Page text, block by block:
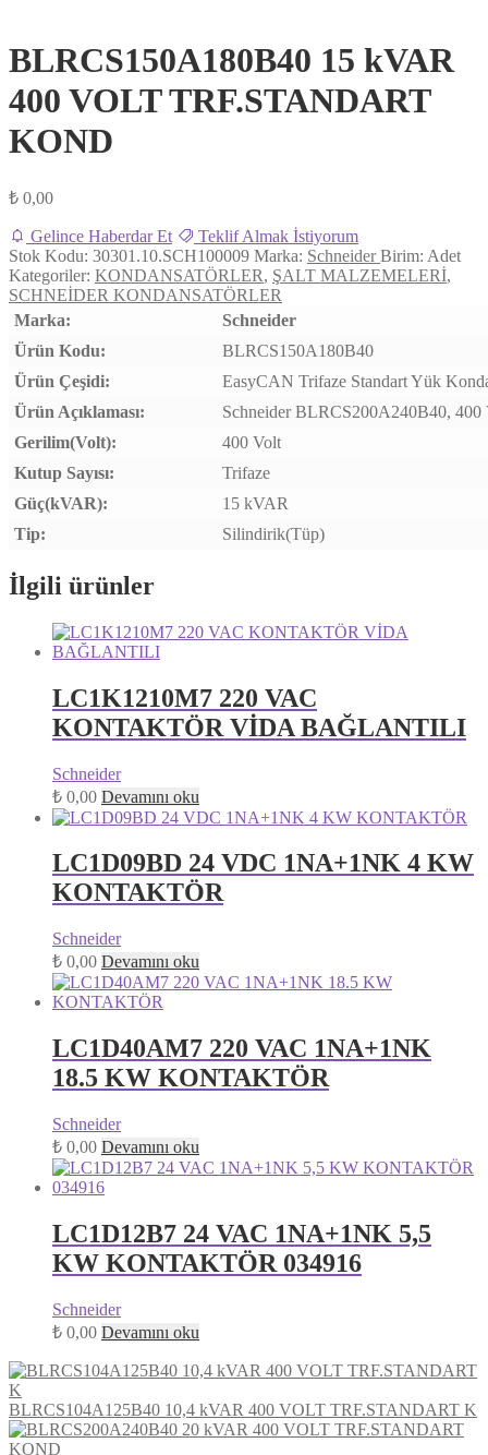
BLRCS150A180B40 15 kVAR
400 VOLT TRF.STANDART
KOND
₺ 0,00
Gelince Haberdar Et
Teklif Almak İstiyorum
Stok Kodu: 30301.10.SCH100009 Marka: SchneiderBirim: Adet
Kategoriler: KONDANSATÖRLER, ŞALT MALZEMELERİ,
SCHNEİDER KONDANSATÖRLER
Marka:
Schneider
Ürün Kodu:
BLRCS150A180B40
Ürün Çeşidi:
EasyCAN Trifaze Standart Yük
Ürün Açıklaması:
Schneider BLRCS200A240B40,
Gerilim(Volt):
400 Volt
Kutup Sayısı:
Trifaze
Güç(kVAR):
15 kVAR
Tip:
Silindirik(Tüp)
İlgili ürünler
LC1K1210M7 220 VAC
KONTAKTÖR VİDA BAĞLANTILI
Schneider
₺ 0,00 Devamını oku
LC1D09BD 24 VDC 1NA+1NK 4 KW
KONTAKTÖR
Schneider
₺ 0,00 Devamını oku
LC1D40AM7 220 VAC 1NA+1NK
18.5 KW KONTAKTÖR
Schneider
₺ 0,00 Devamını oku
LC1D12B7 24 VAC 1NA+1NK 5,5
KW KONTAKTÖR 034916
Schneider
₺ 0,00 Devamını oku
BLRCS104A125B40 10,4 kVAR 400 VOLT TRF.STANDART K